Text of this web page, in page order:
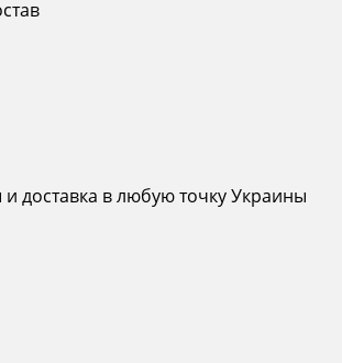
доставка в любую точку Украины